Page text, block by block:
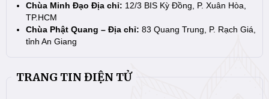
Chùa Minh Đạo Địa chỉ: 12/3 BIS Kỳ Đồng, P. Xuân Hòa,
TP.HCM
Chùa Phật Quang – Địa chỉ: 83 Quang Trung, P. Rạch Giá,
tỉnh An Giang
TRANG TIN ĐIỆN TỬ